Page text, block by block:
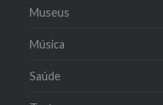
Museus
Música
Saúde